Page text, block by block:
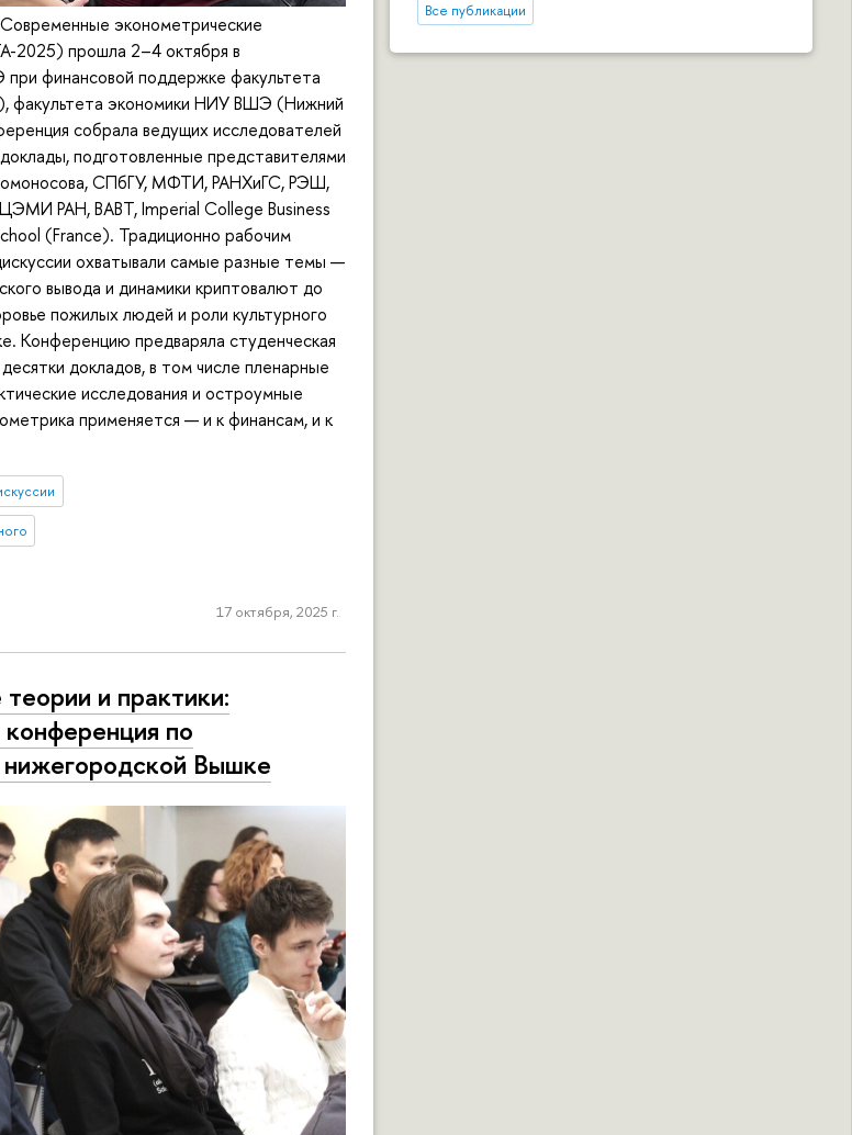
Все публикации
эконометрические
2025) прошла 2–4 октября в
финансовой поддержке факультета
факультета экономики НИУ ВШЭ (Нижний
собрала ведущих исследователей
подготовленные представителями
СПбГУ, МФТИ, РАНХиГС, РЭШ,
РАН, ВАВТ, Imperial College Business
(France). Традиционно рабочим
охватывали самые разные темы —
вывода и динамики криптовалют до
пожилых людей и роли культурного
Конференцию предваряла студенческая
докладов, в том числе пленарные
исследования и остроумные
применяется — и к финансам, и к
17 октября, 2025 г.
и практики:
по
Вышке